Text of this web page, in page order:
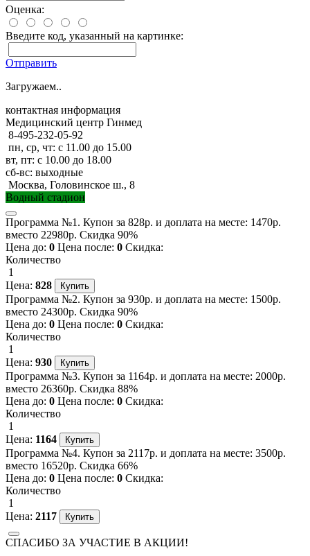
Оценка:
Введите код, указанный на картинке:
Отправить
Загружаем..
контактная информация
Медицинский центр Гинмед
8-495-232-05-92
пн, ср, чт: с 11.00 до 15.00
вт, пт: с 10.00 до 18.00
сб-вс: выходные
Москва, Головинское ш., 8
Водный стадион
Программа №1. Купон за 828р. и доплата на месте: 1470р.
вместо 22980р. Скидка 90%
Цена до: 0 Цена после: 0 Скидка:
Количество
1
Цена: 828
Программа №2. Купон за 930р. и доплата на месте: 1500р.
вместо 24300р. Скидка 90%
Цена до: 0 Цена после: 0 Скидка:
Количество
1
Цена: 930
Программа №3. Купон за 1164р. и доплата на месте: 2000р.
вместо 26360р. Скидка 88%
Цена до: 0 Цена после: 0 Скидка:
Количество
1
Цена: 1164
Программа №4. Купон за 2117р. и доплата на месте: 3500р.
вместо 16520р. Скидка 66%
Цена до: 0 Цена после: 0 Скидка:
Количество
1
Цена: 2117
СПАСИБО ЗА УЧАСТИЕ В АКЦИИ!